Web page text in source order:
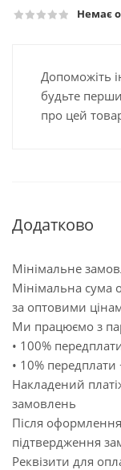
Немає
Допоможіть
будьте
про цей
Додатково
Мінімальне
Мінімальна сума
за оптовими
Ми працюємо з
• 100%
• 10%
Накладений
замовлень
Після
підтвердження
Реквізити для